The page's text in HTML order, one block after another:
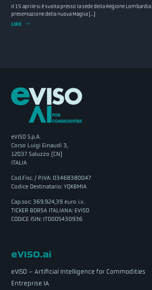
Il 15 aprile si è svolta presso la sede della Regione
presentazione della nuova Maglia […]
LIRE
eVISO S.p.A.
Corso Luigi Einaudi 3,
12037 Saluzzo (CN)
ITALIA
Cod.Fisc. / P.IVA: 03468380047
Codice Destinatario: YQKBMIA
Cap.soc: 369.924,39 euro i.v.
TICKER BORSA ITALIANA: EVISO
CODICE ISIN: IT0005430936
eVISO.ai
eVISO – Artificial Intelligence for Commodities
Entreprise IA